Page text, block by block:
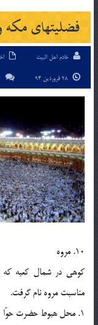
فضلیتهای مکه
خادم اهل البیت
10. مروه
کوهی در شمال کعبه که
مناسبت مروه نام گرفت.
1. محل هبوط حضرت حوّا